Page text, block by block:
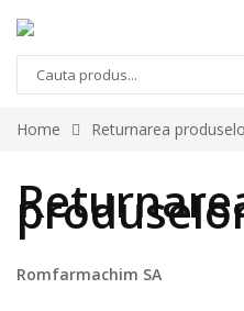
Home Returnarea
Romfarmachim SA